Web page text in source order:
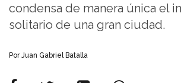
condensa de manera única el
solitario de una gran ciudad.
Por Juan Gabriel Batalla